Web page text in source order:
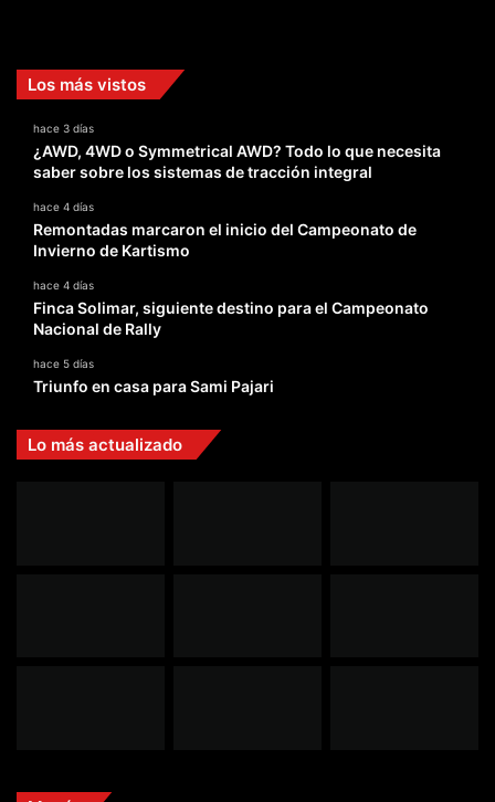
Los más vistos
hace 3 días
¿AWD, 4WD o Symmetrical AWD? Todo lo que necesita
saber sobre los sistemas de tracción integral
hace 4 días
Remontadas marcaron el inicio del Campeonato de
Invierno de Kartismo
hace 4 días
Finca Solimar, siguiente destino para el Campeonato
Nacional de Rally
hace 5 días
Triunfo en casa para Sami Pajari
Lo más actualizado